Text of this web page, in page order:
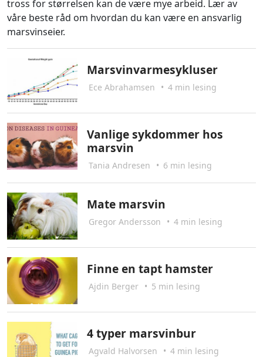
tross for størrelsen kan de være mye arbeid. Lær av
våre beste råd om hvordan du kan være en ansvarlig
marsvinseier.
Marsvinvarmesykluser
Ece Abrahamsen • 4 min lesing
Vanlige sykdommer hos
marsvin
Tania Andresen • 6 min lesing
Mate marsvin
Gregor Andersson • 4 min lesing
Finne en tapt hamster
Ajdin Berger • 5 min lesing
4 typer marsvinbur
Agvald Halvorsen • 4 min lesing